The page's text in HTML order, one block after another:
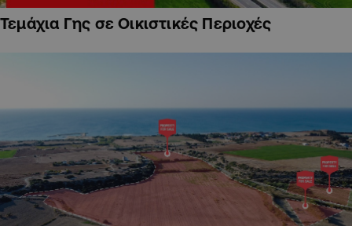
Τεμάχια Γης σε Οικιστικές Περιοχές